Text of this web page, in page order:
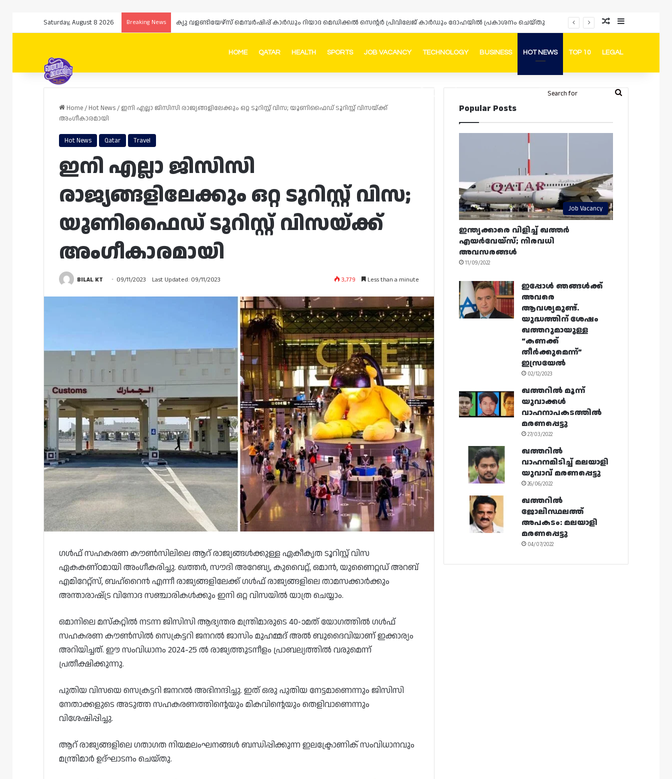
Saturday, August 8 2026 Breaking News Random Article
Sidebar
HOME QATAR HEALTH SPORTS JOB VACANCY TECHNOLOGY BUSINESS HOT NEWS TOP 10 LEGAL
FacebookInstagram
Telegram
Whatsapp Random Article
Switch skin
Search
Home/ Hot News/ ഇനി എല്ലാ ജിസിസി രാജ്യങ്ങളിലേക്കും ഒറ്റ ടൂറിസ്റ്റ് വിസ; യൂണിഫൈഡ് ടൂറിസ്റ്റ് വിസയ്ക്ക്
അംഗീകാരമായി
Hot News Qatar Travel
ഇനി എല്ലാ ജിസിസി
രാജ്യങ്ങളിലേക്കും ഒറ്റ ടൂറിസ്റ്റ് വിസ;
യൂണിഫൈഡ് ടൂറിസ്റ്റ് വിസയ്ക്ക്
അംഗീകാരമായി
BILAL KT 09/11/2023 Last Updated: 09/11/2023 3,779 Less than a minute
ഗൾഫ് സഹകരണ കൗൺസിലിലെ ആറ് രാജ്യങ്ങൾക്കുള്ള ഏകീകൃത ടൂറിസ്റ്റ് വിസ
ഏകകണ്ഠമായി അംഗീകരിച്ചു. ഖത്തർ, സൗദി അറേബ്യ, കുവൈറ്റ്, ഒമാൻ, യുണൈറ്റഡ് അറബ്
എമിറേറ്റ്‌സ്, ബഹ്‌റൈൻ എന്നീ രാജ്യങ്ങളിലേക്ക് ഗൾഫ് രാജ്യങ്ങളിലെ താമസക്കാർക്കും
അന്താരാഷ്‌ട്ര വിനോദ സഞ്ചാരികൾക്കും ഇനി ഒറ്റ വിസയിൽ യാത്ര ചെയ്യാം.
ഒമാനിലെ മസ്‌കറ്റിൽ നടന്ന ജിസിസി ആഭ്യന്തര മന്ത്രിമാരുടെ 40-ാമത് യോഗത്തിൽ ഗൾഫ്
സഹകരണ കൗൺസിൽ സെക്രട്ടറി ജനറൽ ജാസിം മുഹമ്മദ് അൽ ബുദൈവിയാണ് ഇക്കാര്യം
അറിയിച്ചത്. ഈ സംവിധാനം 2024-25 ൽ രാജ്യത്തുടനീളം പ്രാബല്യത്തിൽ വരുമെന്ന്
പ്രതീക്ഷിക്കുന്നു.
പുതിയ വിസയെ സെക്രട്ടറി ജനറൽ അഭിനന്ദിച്ചു. ഇത് ഒരു പുതിയ നേട്ടമാണെന്നും ജിസിസി
നേതാക്കളുടെ അടുത്ത സഹകരണത്തിന്റെയും മികവിന്റെയും തെളിവാണെന്നും
വിശേഷിപ്പിച്ചു.
ആറ് രാജ്യങ്ങളിലെ ഗതാഗത നിയമലംഘനങ്ങൾ ബന്ധിപ്പിക്കുന്ന ഇലക്ട്രോണിക് സംവിധാനവും
മന്ത്രിമാർ ഉദ്ഘാടനം ചെയ്തു.
Popular Posts
Job Vacancy
ഇന്ത്യക്കാരെ വിളിച്ച് ഖത്തർ
എയർവേയ്‌സ്; നിരവധി
അവസരങ്ങൾ
11/09/2022
ഇപ്പോൾ ഞങ്ങൾക്ക്
അവരെ
ആവശ്യമുണ്ട്.
യുദ്ധത്തിന് ശേഷം
ഖത്തറുമായുള്ള
“കണക്ക്
തീർക്കുമെന്ന്”
ഇസ്രയേൽ
02/12/2023
ഖത്തറിൽ മൂന്ന്
യുവാക്കൾ
വാഹനാപകടത്തിൽ
മരണപ്പെട്ടു
27/03/2022
ഖത്തറിൽ
വാഹനമിടിച്ച് മലയാളി
യുവാവ് മരണപ്പെട്ടു
26/06/2022
ഖത്തറിൽ
ജോലിസ്ഥലത്ത്
അപകടം: മലയാളി
മരണപ്പെട്ടു
04/07/2022